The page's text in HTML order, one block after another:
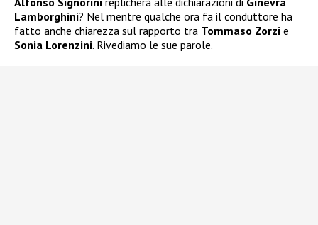
Lamborghini? Nel mentre qualche ora fa il conduttore ha
fatto anche chiarezza sul rapporto tra Tommaso Zorzi e
Sonia Lorenzini. Rivediamo le sue parole.